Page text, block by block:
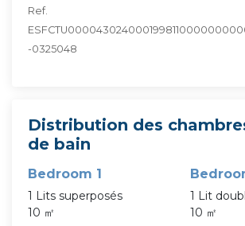
Ref.
-0325048
Distribution des
de bain
Bedroom 1
1 Lits superposés
10 ㎡
1 Lit
10 ㎡